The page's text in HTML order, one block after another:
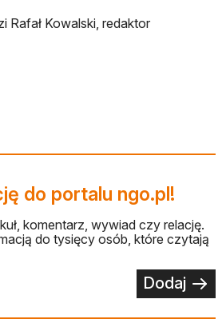
Rafał Kowalski, redaktor
do portalu ngo.pl!
komentarz, wywiad czy relację.
do tysięcy osób, które czytają
Dodaj